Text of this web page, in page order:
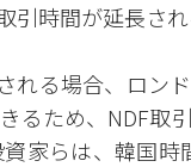
時間が延長され
れる場合、ロン
るため、NDF取
家らは、韓国時